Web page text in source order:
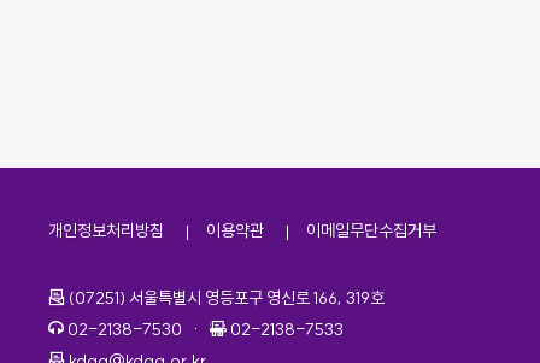
개인정보처리방침 이용약관 이메일무단수집거부
주소
(07251) 서울특별시 영등포구 영신로 166, 319호
전화번호
02-2138-7530 · 팩스번호
02-2138-7533